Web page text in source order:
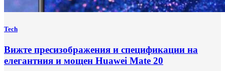
Tech
Вижте пресизображения и спецификации на
елегантния и мощен Huawei Mate 20